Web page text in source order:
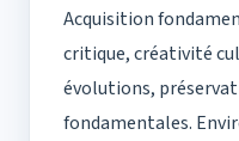
Acquisition
critique, créativité
évolutions,
fondamentales.